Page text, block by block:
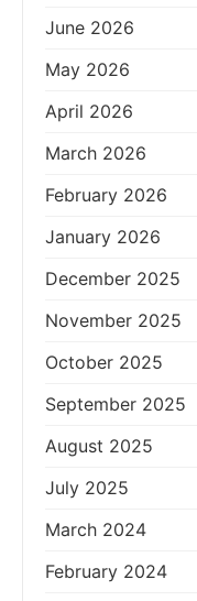
June 2026
May 2026
April 2026
March 2026
February 2026
January 2026
December 2025
November 2025
October 2025
September 2025
August 2025
July 2025
March 2024
February 2024